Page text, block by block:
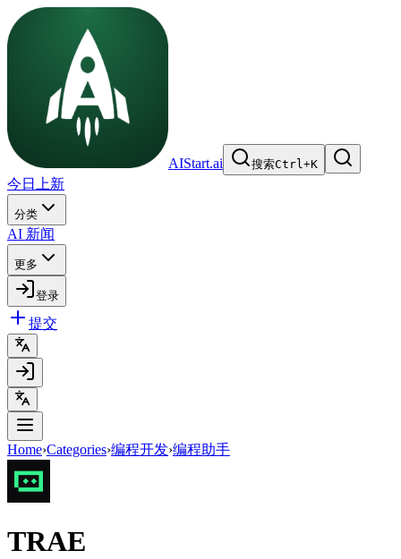
AIStart.ai 搜索Ctrl+K
今日上新
分类
AI 新闻
更多
登录
提交
Home›Categories›编程开发›编程助手
TRAE